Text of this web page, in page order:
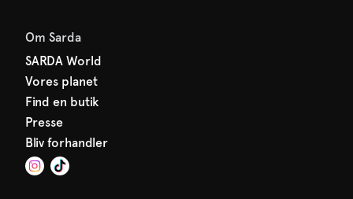
Om Sarda
SARDA World
Vores planet
Find en butik
Presse
Bliv forhandler